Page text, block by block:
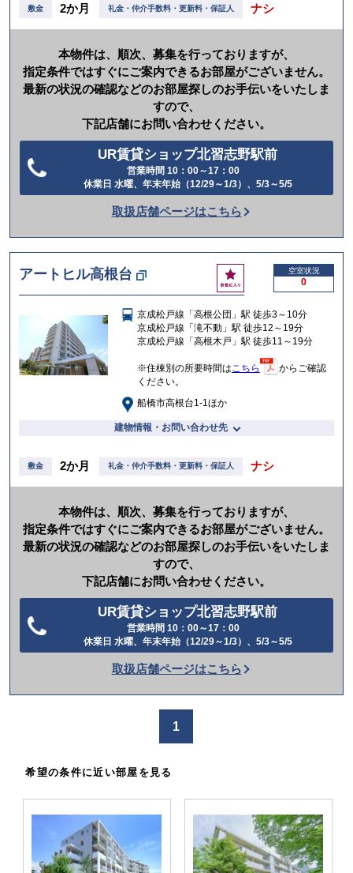
敷金 2か月 礼金・仲介手数料・更新料・保証人 ナシ
本物件は、順次、募集を行っておりますが、
指定条件ではすぐにご案内できるお部屋がございません。
最新の状況の確認などのお部屋探しのお手伝いをいたしま
すので、
下記店舗にお問い合わせください。
UR賃貸ショップ北習志野駅前
営業時間 10：00～17：00
休業日 水曜、年末年始（12/29～1/3）、5/3～5/5
話
か
け
る
取扱店舗ページはこちら
アートヒル高根台
お
気
入
り
空室状況
0
京成松戸線「高根公団」駅 徒歩3～10分
京成松戸線「滝不動」駅 徒歩12～19分
京成松戸線「高根木戸」駅 徒歩11～19分
※住棟別の所要時間はこちら
からご確認
ください。
船橋市高根台1-1ほか
建物情報・お問い合わせ先
敷金 2か月 礼金・仲介手数料・更新料・保証人 ナシ
本物件は、順次、募集を行っておりますが、
指定条件ではすぐにご案内できるお部屋がございません。
最新の状況の確認などのお部屋探しのお手伝いをいたしま
すので、
下記店舗にお問い合わせください。
UR賃貸ショップ北習志野駅前
営業時間 10：00～17：00
休業日 水曜、年末年始（12/29～1/3）、5/3～5/5
話
か
取扱店舗ページはこちら
1
希望の条件に近い部屋を見る